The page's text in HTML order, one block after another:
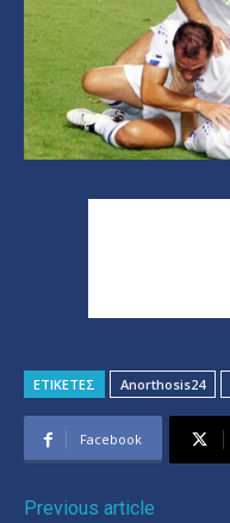
ΕΤΙΚΕΤΕΣ Anorthosis24
Facebook
Previous article